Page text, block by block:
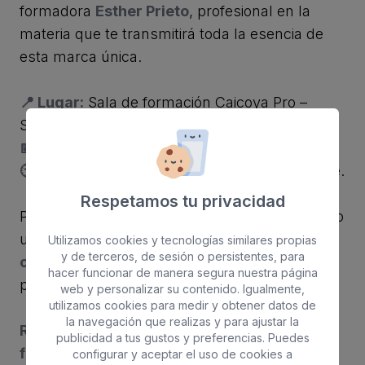
formadora Esther Prieto, profesional en la
materia que te transmitirá toda la esencia de
esta marca única.
📍 Lugar: Sala de formación Caicoya Pro –
Santa Cruz de Tenerife.
📅 Fecha:
Lunes 13 de octubre de 2025.
🕙 Horario:
De 10:00 a 18:00 aproximadamente.
Plazas limitadas. Si quieres ofrecer en tu centro
unacosmética más natural, auténtica y
conectada con la esencia de la vida , no te
pierdas esta formación exclusiva.
Reserva tu plaza y déjate inspirar por la
filosofía Gandiva.
Respetamos tu privacidad
Utilizamos cookies y tecnologías similares propias
y de terceros, de sesión o persistentes, para
hacer funcionar de manera segura nuestra página
web y personalizar su contenido. Igualmente,
utilizamos cookies para medir y obtener datos de
la navegación que realizas y para ajustar la
publicidad a tus gustos y preferencias. Puedes
configurar y aceptar el uso de cookies a